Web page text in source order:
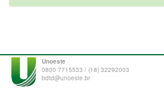
Unoeste
0800 7715533 / (18) 32292003
bdtd@unoeste.br